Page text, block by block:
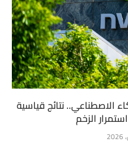
الاصطناعي.. نتائج قياسية
الزخم